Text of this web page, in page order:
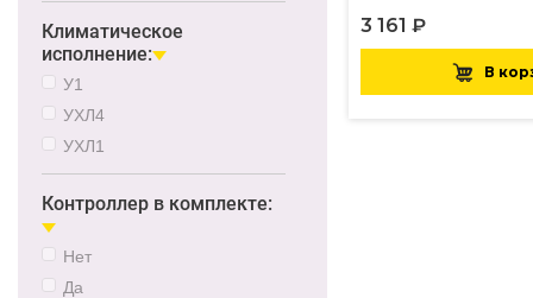
Климатическое
исполнение:
У1
УХЛ4
УХЛ1
Контроллер в комплекте:
Нет
Да
3 161 ₽
В